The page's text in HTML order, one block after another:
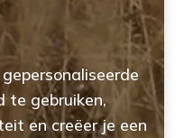
te gebruiken,
en creëer je een